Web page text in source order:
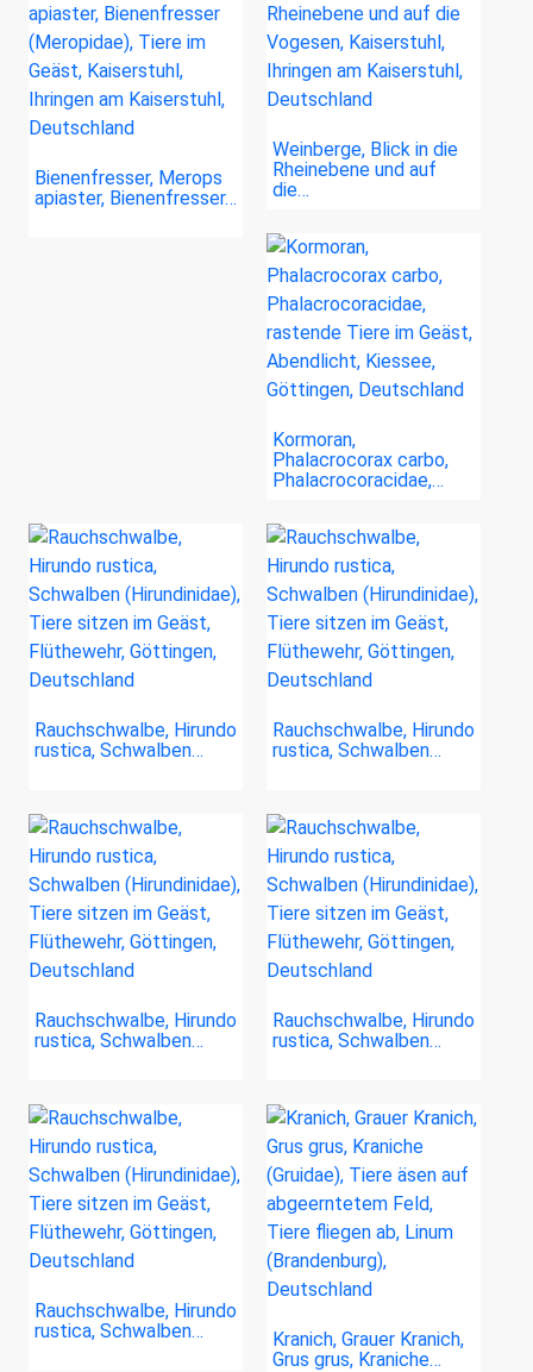
Bienenfresser, Merops
apiaster, Bienenfresser…
Weinberge, Blick in die
Rheinebene und auf
die…
Kormoran,
Phalacrocorax carbo,
Phalacrocoracidae,…
Rauchschwalbe, Hirundo
rustica, Schwalben…
Rauchschwalbe, Hirundo
rustica, Schwalben…
Rauchschwalbe, Hirundo
rustica, Schwalben…
Rauchschwalbe, Hirundo
rustica, Schwalben…
Rauchschwalbe, Hirundo
rustica, Schwalben…
Kranich, Grauer Kranich,
Grus grus, Kraniche…